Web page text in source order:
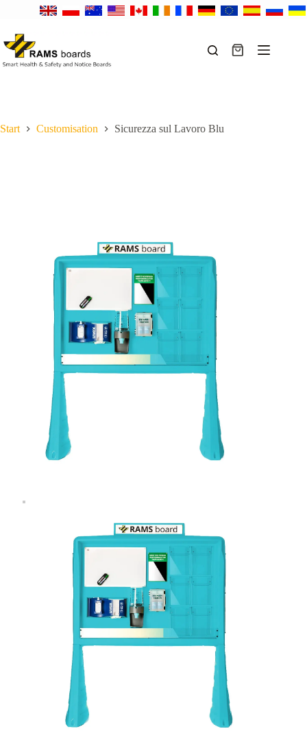
Carrello
Start Customisation Sicurezza sul Lavoro Blu